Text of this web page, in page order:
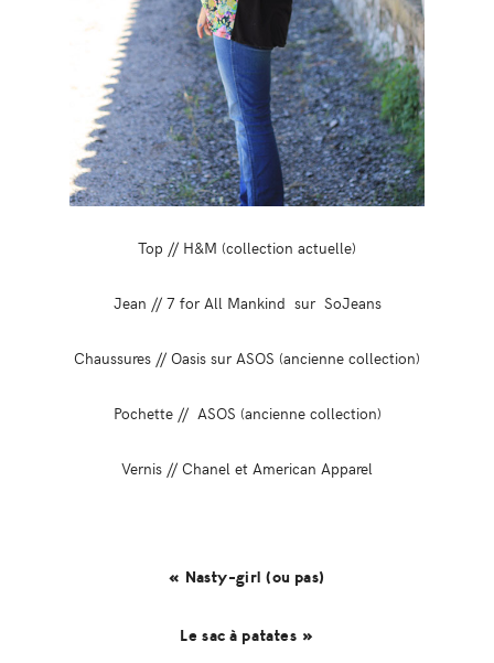
Top // H&M (collection actuelle)
Jean // 7 for All Mankind sur SoJeans
Chaussures // Oasis sur ASOS (ancienne collection)
Pochette // ASOS (ancienne collection)
Vernis // Chanel et American Apparel
« Nasty-girl (ou pas)
Le sac à patates »